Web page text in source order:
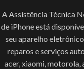
A Assistência Técnica
de iPhone está
seu aparelho
reparos e serviços
acer, xiaomi, motorola,